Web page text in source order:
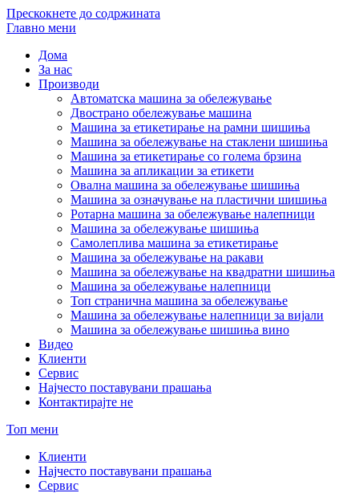
Прескокнете до содржината
Главно мени
Дома
За нас
Производи
Автоматска машина за обележување
Двострано обележување машина
Машина за етикетирање на рамни шишиња
Машина за обележување на стаклени шишиња
Машина за етикетирање со голема брзина
Машина за апликации за етикети
Овална машина за обележување шишиња
Машина за означување на пластични шишиња
Ротарна машина за обележување налепници
Машина за обележување шишиња
Самолеплива машина за етикетирање
Машина за обележување на ракави
Машина за обележување на квадратни шишиња
Машина за обележување налепници
Топ странична машина за обележување
Машина за обележување налепници за вијали
Машина за обележување шишиња вино
Видео
Клиенти
Сервис
Најчесто поставувани прашања
Контактирајте не
Топ мени
Клиенти
Најчесто поставувани прашања
Сервис